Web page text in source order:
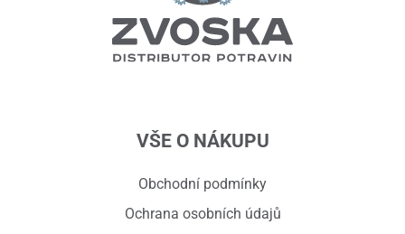
VŠE O NÁKUPU
Obchodní podmínky
Ochrana osobních údajů